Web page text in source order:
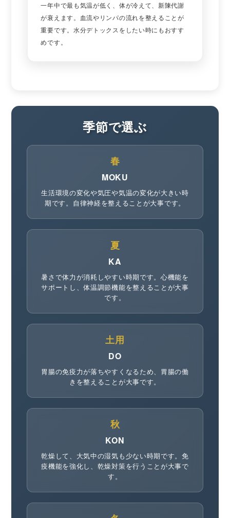
一年中で最も気温が低く、体が冷えて、新陳代謝
が衰えます。血流やリンパの流れを整えることが
重要です。水分デトックスをしたい時にもおすす
めです。
季節で選ぶ
春
MOKU
生活環境の変化や気圧や気温の変化が大きい時
期です。自律神経を整えることが大事です。
夏
KA
暑さで体力が消耗しやすい時期です。心機能を
サポートし、体温調節機能を整えることが大事
です。
土用
DO
胃腸の免疫力が落ちやすくなるため、胃腸の働
きを整えることが大事です。
秋
KON
乾燥して、大気中の湿気も少ない時期です。免
疫機能を強化し、乾燥対策を行うことが大事で
す。